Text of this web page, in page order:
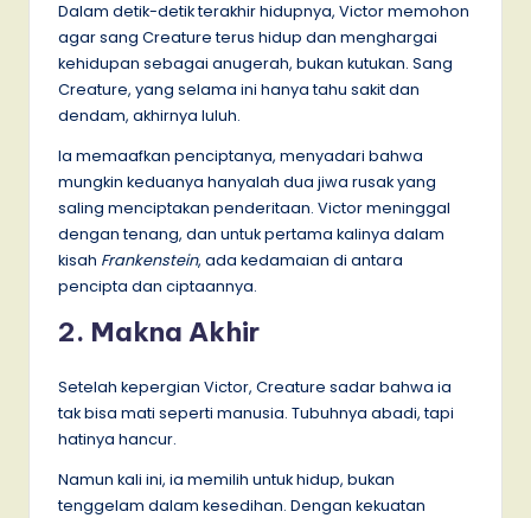
Dalam detik-detik terakhir hidupnya, Victor memohon
agar sang Creature terus hidup dan menghargai
kehidupan sebagai anugerah, bukan kutukan. Sang
Creature, yang selama ini hanya tahu sakit dan
dendam, akhirnya luluh.
Ia memaafkan penciptanya, menyadari bahwa
mungkin keduanya hanyalah dua jiwa rusak yang
saling menciptakan penderitaan. Victor meninggal
dengan tenang, dan untuk pertama kalinya dalam
kisah Frankenstein, ada kedamaian di antara
pencipta dan ciptaannya.
2. Makna Akhir
Setelah kepergian Victor, Creature sadar bahwa ia
tak bisa mati seperti manusia. Tubuhnya abadi, tapi
hatinya hancur.
Namun kali ini, ia memilih untuk hidup, bukan
tenggelam dalam kesedihan. Dengan kekuatan